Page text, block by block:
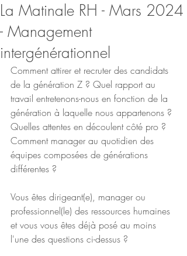
La Matinale RH - Mars 2024
- Management
intergénérationnel
Comment attirer et recruter des candidats
de la génération Z ? Quel rapport au
travail entretenons-nous en fonction de la
génération à laquelle nous appartenons ?
Quelles attentes en découlent côté pro ?
Comment manager au quotidien des
équipes composées de générations
différentes ?
Vous êtes dirigeant(e), manager ou
professionnel(le) des ressources humaines
et vous vous êtes déjà posé au moins
l'une des questions ci-dessus ?